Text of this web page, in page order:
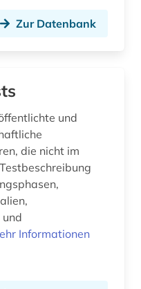
Zur Datenbank
und
die nicht im
Informationen